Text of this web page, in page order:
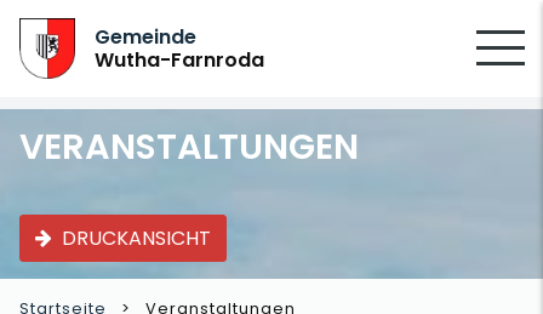
Gemeinde
Wutha-Farnroda
VERANSTALTUNGEN
DRUCKANSICHT
Startseite Veranstaltungen